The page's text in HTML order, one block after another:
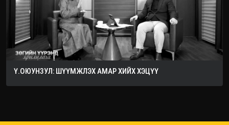
Ү.ОЮУНЗУЛ: ШҮҮМЖЛЭХ АМАР ХИЙХ ХЭЦҮҮ